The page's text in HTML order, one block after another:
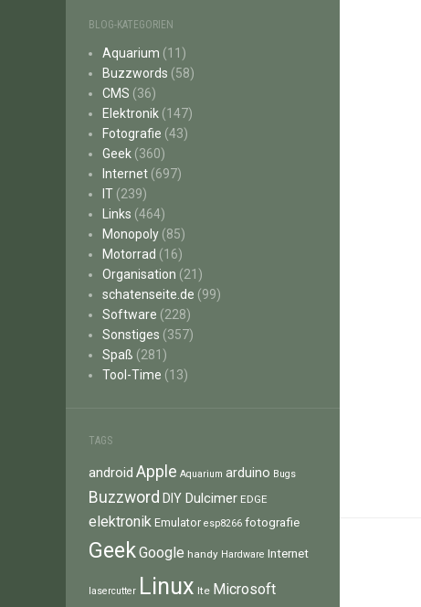
BLOG-KATEGORIEN
Aquarium (11)
Buzzwords (58)
CMS (36)
Elektronik (147)
Fotografie (43)
Geek (360)
Internet (697)
IT (239)
Links (464)
Monopoly (85)
Motorrad (16)
Organisation (21)
schatenseite.de (99)
Software (228)
Sonstiges (357)
Spaß (281)
Tool-Time (13)
TAGS
android Apple Aquarium arduino Bugs
Buzzword DIY Dulcimer EDGE
elektronik Emulator esp8266 fotografie
GeekGoogle handy Hardware Internet
lasercutter Linux lte Microsoft